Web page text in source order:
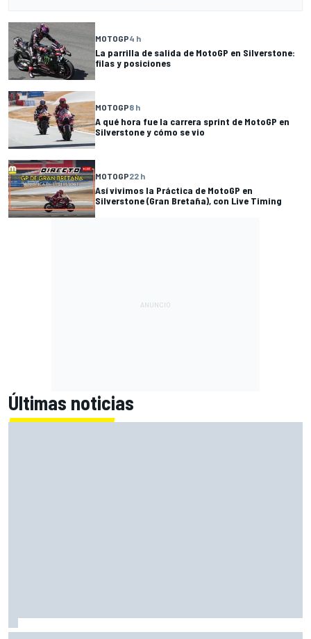
MOTOGP4 h
La parrilla de salida de MotoGP en Silverstone:
filas y posiciones
MOTOGP8 h
A qué hora fue la carrera sprint de MotoGP en
Silverstone y cómo se vio
MOTOGP22 h
Así vivimos la Práctica de MotoGP en
Silverstone (Gran Bretaña), con Live Timing
Últimas noticias